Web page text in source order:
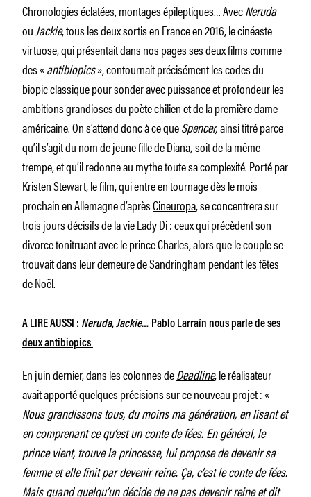
Chronologies éclatées, montages épileptiques… AvecNeruda
ouJackie, tous les deux sortis en France en 2016, le cinéaste
virtuose, qui présentait dans nos pages ses deux films comme
des «antibiopics», contournait précisément les codes du
biopic classique pour sonder avec puissance et profondeur les
ambitions grandioses du poète chilien et de la première dame
américaine. On s’attend donc à ce queSpencer,ainsi titré parce
qu’il s’agit du nom de jeune fille de Diana,soit de la même
trempe, et qu’il redonne au mythe toute sa complexité. Porté par
Kristen Stewart, le film, qui entre en tournage dès le mois
prochain en Allemagne d’aprèsCineuropa, se concentrera sur
trois jours décisifs de la vie Lady Di : ceux qui précèdent son
divorce tonitruant avec le prince Charles, alors que le couple se
trouvait dans leur demeure de Sandringham pendant les fêtes
de Noël.
A LIRE AUSSI : Neruda,Jackie… Pablo Larraín nous parle de ses
deux antibiopics
En juin dernier, dans les colonnes deDeadline, le réalisateur
avait apporté quelques précisions sur ce nouveau projet : «
Nous grandissons tous, du moins ma génération, en lisant et
en comprenant ce qu’est un conte de fées. En général, le
prince vient, trouve la princesse, lui propose de devenir sa
femme et elle finit par devenir reine. Ça, c’est le conte de fées.
Mais quand quelqu’un décide de ne pas devenir reine et dit